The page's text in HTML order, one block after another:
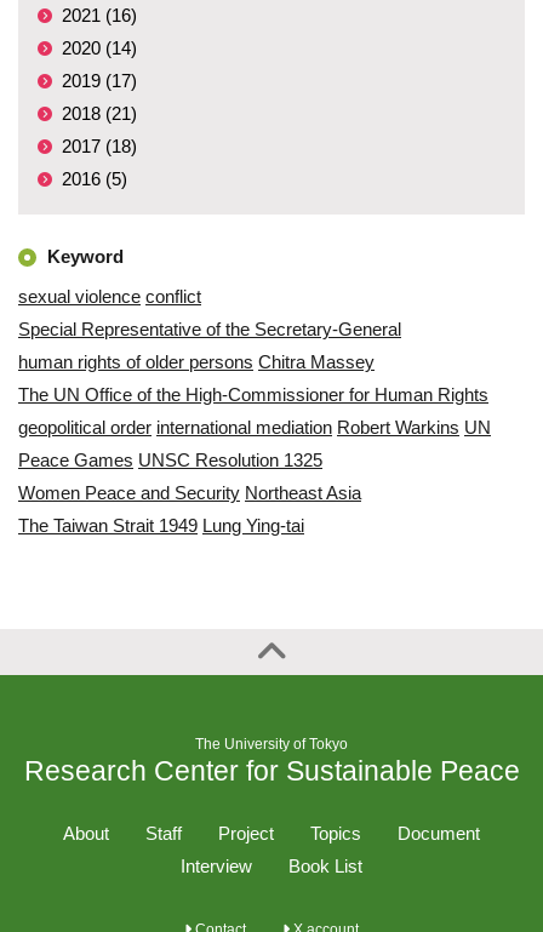
2021 (16)
2020 (14)
2019 (17)
2018 (21)
2017 (18)
2016 (5)
Keyword
sexual violence conflict
Special Representative of the Secretary-General
human rights of older persons Chitra Massey
The UN Office of the High-Commissioner for Human Rights
geopolitical order international mediation Robert Warkins UN
Peace Games UNSC Resolution 1325
Women Peace and Security Northeast Asia
The Taiwan Strait 1949 Lung Ying-tai
The University of Tokyo
Research Center for Sustainable Peace
About Staff Project Topics
Document
Interview
Book List